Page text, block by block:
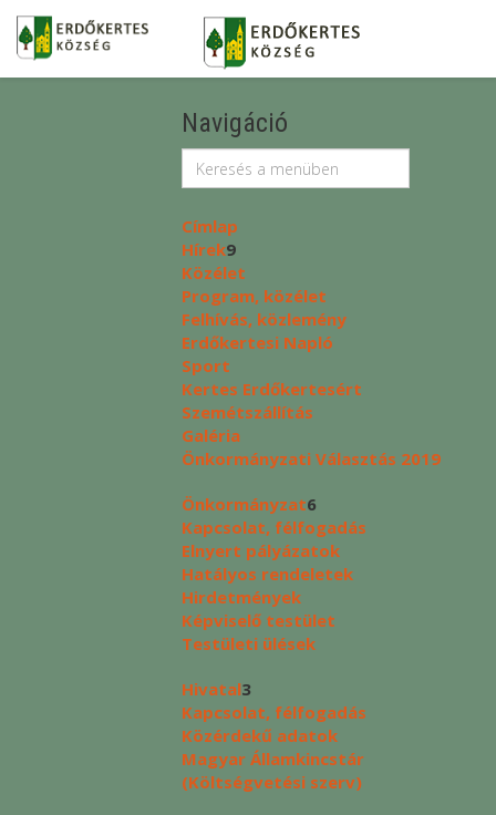
Navigáció
Címlap
Hírek9
Közélet
Program, közélet
Felhívás, közlemény
Erdőkertesi Napló
Sport
Kertes Erdőkertesért
Szemétszállítás
Galéria
Önkormányzati Választás 2019
Önkormányzat6
Kapcsolat, félfogadás
Elnyert pályázatok
Hatályos rendeletek
Hirdetmények
Képviselő testület
Testületi ülések
Hivatal3
Kapcsolat, félfogadás
Közérdekű adatok
Magyar Államkincstár
(Költségvetési szerv)